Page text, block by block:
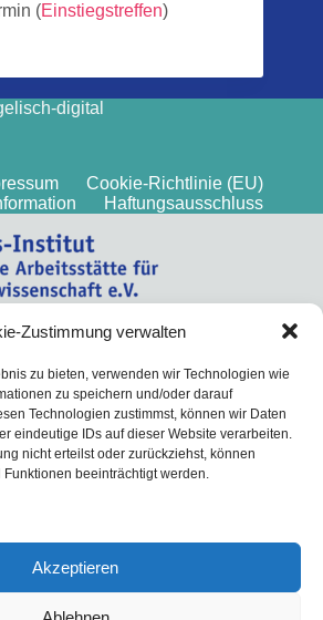
Zustimmung verwalten
zu bieten, verwenden wir Technologien wie
zu speichern und/oder darauf
Technologien zustimmst, können wir Daten
eindeutige IDs auf dieser Website verarbeiten.
nicht erteilst oder zurückziehst, können
beeinträchtigt werden.
Akzeptieren
(Einstiegstreffen)
digital
Cookie-Richtlinie (EU)
Haftungsausschluss